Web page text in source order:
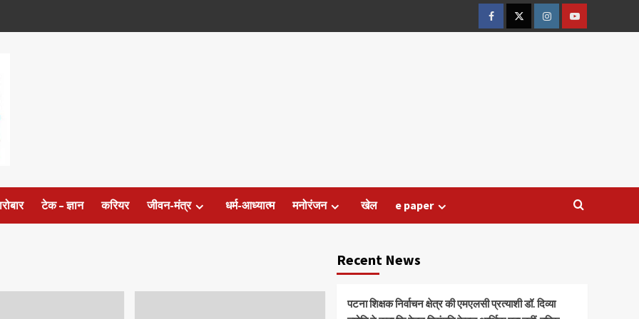
FacebookTwitterInstagramYoutube
टेक – ज्ञान करियर जीवन-मंत्र धर्म-आध्यात्म मनोरंजन खेल e paper
Recent News
पटना शिक्षक निर्वाचन क्षेत्र की एमएलसी प्रत्याशी डॉ. दिव्या